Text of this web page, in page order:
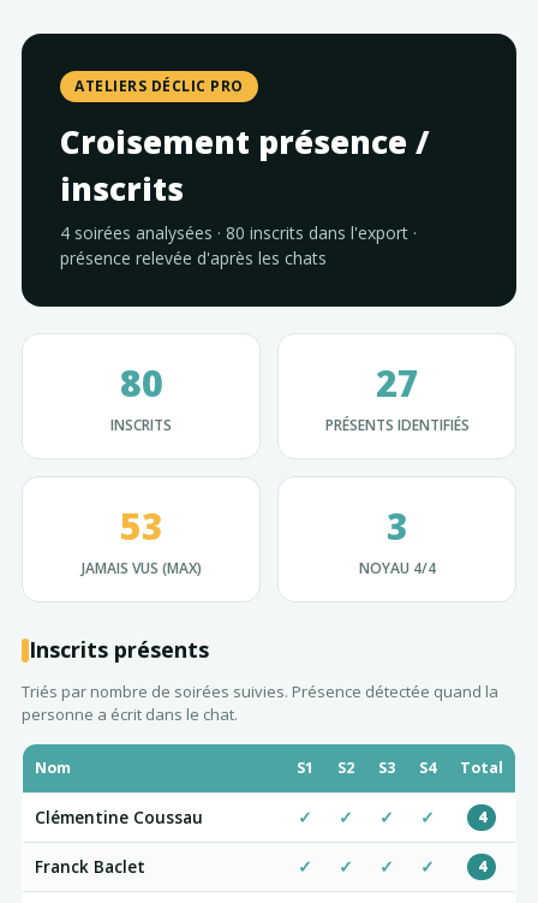
ATELIERS DÉCLIC PRO
Croisement présence /
inscrits
4 soirées analysées · 80 inscrits dans l'export ·
présence relevée d'après les chats
80
INSCRITS
27
PRÉSENTS IDENTIFIÉS
53
JAMAIS VUS (MAX)
3
NOYAU 4/4
Inscrits présents
Triés par nombre de soirées suivies. Présence détectée quand la
personne a écrit dans le chat.
Nom S1 S2 S3 S4 Total
Clémentine Coussau ✓ ✓ ✓ ✓ 4
Franck Baclet ✓ ✓ ✓ ✓ 4